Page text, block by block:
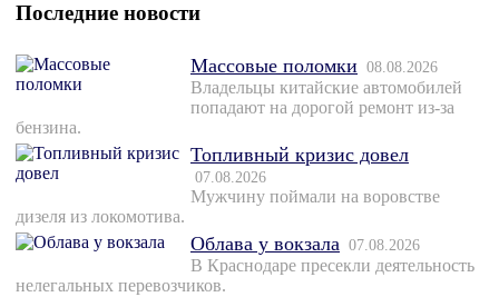
Последние новости
Массовые поломки 08.08.2026
Владельцы китайские автомобилей
попадают на дорогой ремонт из-за
бензина.
Топливный кризис довел
07.08.2026
Мужчину поймали на воровстве
дизеля из локомотива.
Облава у вокзала 07.08.2026
В Краснодаре пресекли деятельность
нелегальных перевозчиков.